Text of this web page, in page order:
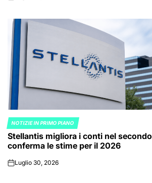
POSTED
IN
NOTIZIE IN PRIMO PIANO
Stellantis migliora i conti nel
conferma le stime per il 2026
onLuglio 30, 2026